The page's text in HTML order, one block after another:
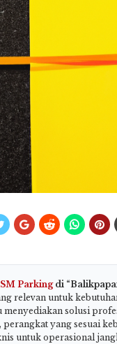
Parkingdi
relevan untuk
menyediakan solusi
yang sesuai
untuk operasional